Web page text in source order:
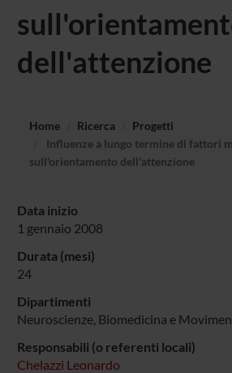
dell'attenzione
Home Ricerca
Progetti
Influenze a lungo termine di fattori
sull'orientamento dell'attenzione
Data inizio
1 gennaio 2008
Durata (mesi)
24
Dipartimenti
Neuroscienze, Biomedicina e
Responsabili (o referenti locali)
Chelazzi Leonardo